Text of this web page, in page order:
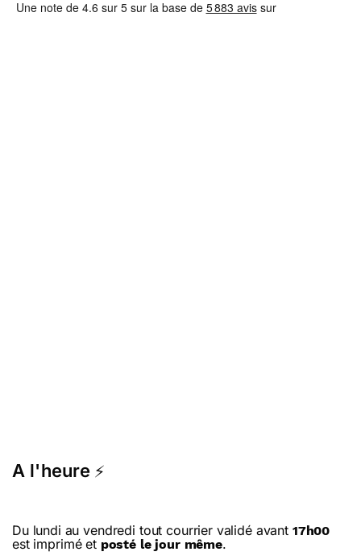
A l'heure ⚡
Du lundi au vendredi tout courrier validé avant 17h00
est imprimé et posté le jour même.